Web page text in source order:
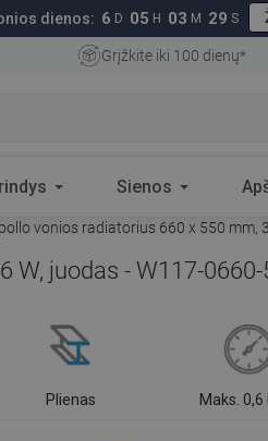
dienos: 6 D 05 H 03 M 28 S
Grįžkite iki 100 dienų*
Sienos
vonios radiatorius 660 x 550 mm,
juodas - W117-
Plienas Maks. 0,6